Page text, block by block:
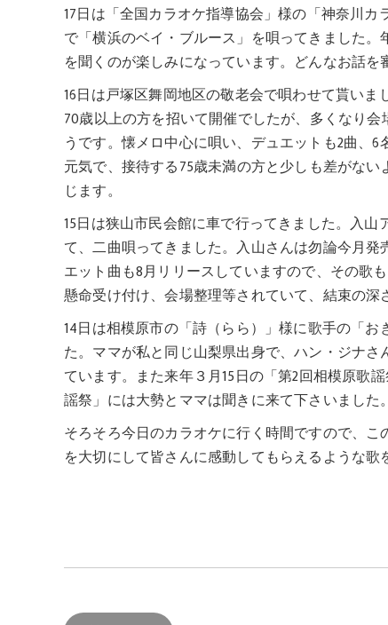
17日は「全国カラオケ指導協会」様の「神奈川
で「横浜のベイ・ブルース」を唄ってきました
を聞くのが楽しみになっています。どんなお話
16日は戸塚区舞岡地区の敬老会で唄わせて貰い
70歳以上の方を招いて開催でしたが、多くなり
うです。懐メロ中心に唄い、デュエットも2曲、
元気で、接待する75歳未満の方と少しも差がな
じます。
15日は狭山市民会館に車で行ってきました。入
て、二曲唄ってきました。入山さんは勿論今月
エット曲も8月リリースしていますので、その歌
懸命受け付け、会場整理等されていて、結束の深
14日は相模原市の「詩（らら）」様に歌手の「
た。ママが私と同じ山梨県出身で、ハン・ジナ
ています。また来年３月15日の「第2回相模原歌
謡祭」には大勢とママは聞きに来て下さいました
そろそろ今日のカラオケに行く時間ですので、
を大切にして皆さんに感動してもらえるような歌